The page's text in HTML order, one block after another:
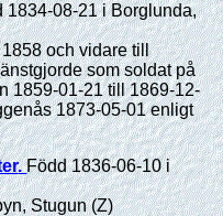
1834-08-21 i Borglunda,
och vidare till
som soldat på
1859-01-21 till 1869-12-
1873-05-01 enligt
.Född 1836-06-10 i
Stugun (Z)